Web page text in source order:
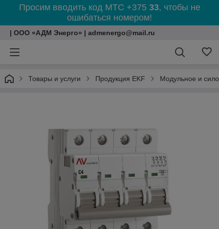
Просим вводить код МТС +375 33, чтобы не
ошибаться номером!
| ООО «АДМ Энерго» | admenergo@mail.ru
Товары и услуги Продукция EKF Модульное и